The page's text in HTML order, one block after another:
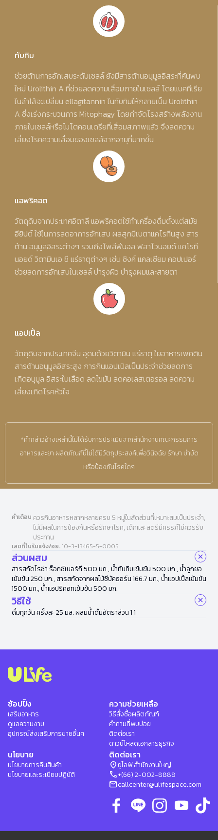
ทับทิม
ช่วยต้านการอักเสบระดับเซลล์ ยังมีสารต้านอนุมูลอิสระที่ค้นพบ
ใหม่ Urolithin A ที่ช่วยลดความเสื่อมภายในเซลล์ โดยแบคทีเรีย
ในลําไส้จะเปลี่ยน ellagitannin ในทับทิมให้กลายเป็น Urolithin
A ซึ่งเร่งกระบวนการ Mitophagy โดยกําจัดโรงสร้างพลังงาน
ภายในเซลล์หรือไมโตคอนเดรียที่เสื่อมสภาพแล้ว จึงลดความ
เสี่ยงโรคความเสื่อมของเซลล์จากอายุที่มากขึ้น
แอพริคอต
วัตถุดิบจากประเทศอิตาลี แอพริคอตใช้ทำเครื่องดื่มตั้งแต่สมัย
อียิปต์ ใช้ในการลดอาการอักเสบ ผลสุกมีเบตาแคโรทีนสูง สาร
ต้าน อนุมูลอิสระต่างๆ รวมถึงโพลีฟีนอล ฟลาโวนอยด์ แคโรที
นอยด์ วิตามินเอ ซี แร่ธาตุต่างๆ เช่น ซิงค์ แคลเซียม คอปเปอร์
ช่วยลดการอักเสบในเซลล์ บํารุงผิว บํารุงผมและสายตา
แอปเปิ้ล
วัตถุดิบจากประเทศจีน อุดมด้วยวิตามิน แร่ธาตุ ใยอาหารเพคติน
สารต้านอนุมูลอิสระสูง การกินแอปเปิลเป็นประจำช่วยลดการ
เกิดอนุมูล อิสระในเลือด ลดไขมัน ลดคอเลสเตอรอล ลดความ
เสี่ยงเกิดโรคหัวใจ
*คำกล่าวอ้างเหล่านี้ไม่ได้รับการประเมินจากสำนักงานคณะกรรมการ
อาหารและยา ผลิตภัณฑ์นี้ไม่ได้มีวัตถุประสงค์เพื่อวินิจฉัย รักษา บำบัด
หรือป้องกันโรคใดๆ
คำเตือน ควรกินอาหารหลากหลายครบ 5 หมู่ในสัดส่วนที่เหมาะสมเป็นประจำ,
ไม่มีผลในการป้องกันหรือรักษาโรค, เด็กและสตรีมีครรภ์ไม่ควรรับ
ประทาน
เลขที่ใบรับแจ้ง/อย. 10-3-13465-5-0005
ส่วนผสม
สารสกัดโรซ่า ร็อกซ์เบอร์กี 500 มก., น้ำทับทิมเข้มข้น 500 มก., น้ำลูกยอ
เข้มข้น 250 มก., สารสกัดจากผลไม้ซีบัคธอร์น 166.7 มก., น้ำแอปเปิ้ลเข้มข้น
1500 มก., น้ำแอปริคอทเข้มข้น 500 มก.
วิธีใช้
ดื่มทุกวัน ครั้งละ 25 มล. ผสมน้ำดื่มอัตราส่วน 1:1
ช้อปปิ้ง
เสริมอาหาร
ดูแลความงาม
อุปกรณ์ส่งเสริมการขายอื่นๆ
ความช่วยเหลือ
วิธีสั่งซื้อผลิตภัณฑ์
คำถามที่พบบ่อย
ติดต่อเรา
ดาวน์โหลดเอกสารธุรกิจ
นโยบาย
นโยบายการคืนสินค้า
นโยบายและระเบียบปฏิบัติ
ติดต่อเรา
location_onยูไลฟ์ สำนักงานใหญ่
phone+(66) 2-002-8888
mailcallcenter@ulifespace.com